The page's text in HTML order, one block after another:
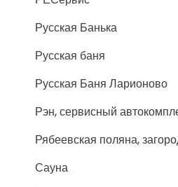
Русская Банька
Русская баня
Русская Баня Ларионово
Рэн, сервисный
Рябеевская поляна,
Сауна